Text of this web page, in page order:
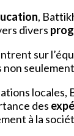
,
divers
sur
des
à la